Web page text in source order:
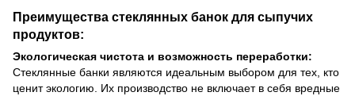
Преимущества стеклянных банок для сыпучих
продуктов:
Экологическая чистота и возможность переработки:
Стеклянные банки являются идеальным выбором для тех, кто
ценит экологию. Их производство не включает в себя вредные